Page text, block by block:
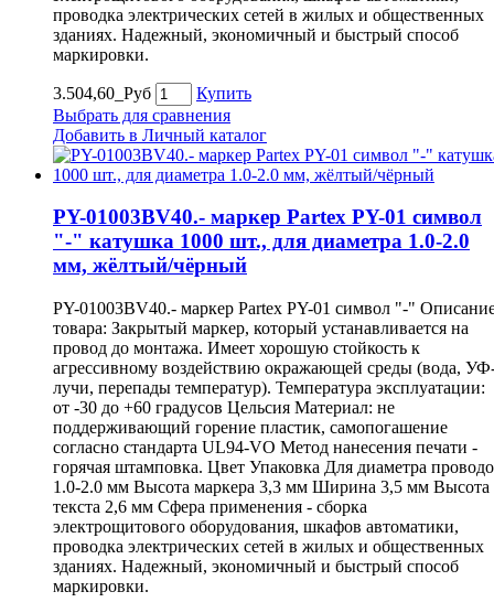
проводка электрических сетей в жилых и общественных
зданиях. Надежный, экономичный и быстрый способ
маркировки.
3.504,60_Руб
Купить
Выбрать для сравнения
Добавить в Личный каталог
PY-01003BV40.- маркер Partex PY-01 символ
"-" катушка 1000 шт., для диаметра 1.0-2.0
мм, жёлтый/чёрный
PY-01003BV40.- маркер Partex PY-01 символ "-"
товара: Закрытый маркер, который устанавливается на
провод до монтажа. Имеет хорошую стойкость к
агрессивному воздействию окражающей среды (вода,
лучи, перепады температур). Температура эксплуатации:
от -30 до +60 градусов Цельсия Материал: не
поддерживающий горение пластик, самопогашение
согласно стандарта UL94-VO Метод нанесения печати -
горячая штамповка. Цвет Упаковка Для диаметра
1.0-2.0 мм Высота маркера 3,3 мм Ширина 3,5 мм Высота
текста 2,6 мм Сфера применения - сборка
электрощитового оборудования, шкафов автоматики,
проводка электрических сетей в жилых и общественных
зданиях. Надежный, экономичный и быстрый способ
маркировки.